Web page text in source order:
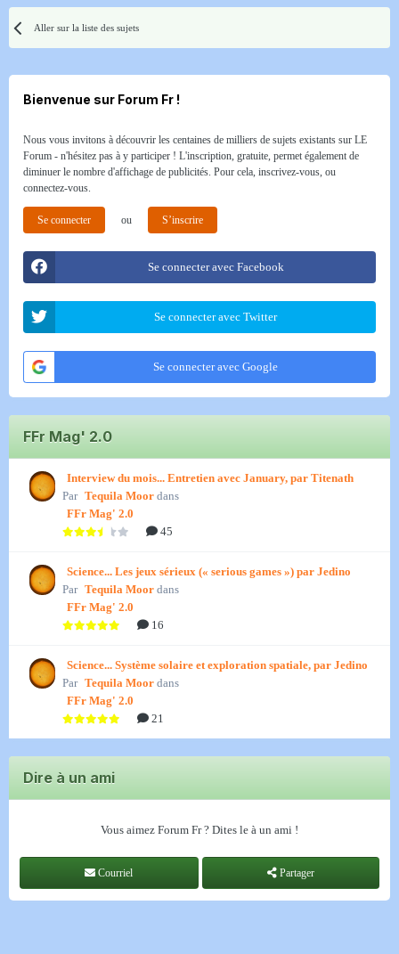
Aller sur la liste des sujets
Bienvenue sur Forum Fr !
Nous vous invitons à découvrir les centaines de milliers de sujets existants sur LE
Forum - n'hésitez pas à y participer ! L'inscription, gratuite, permet également de
diminuer le nombre d'affichage de publicités. Pour cela, inscrivez-vous, ou
connectez-vous.
Se connecter ou S’inscrire
Se connecter avec Facebook
Se connecter avec Twitter
Se connecter avec Google
FFr Mag' 2.0
Interview du mois... Entretien avec January, par Titenath
Par Tequila Moor dans
FFr Mag' 2.0
45
Science... Les jeux sérieux (« serious games ») par Jedino
Par Tequila Moor dans
FFr Mag' 2.0
16
Science... Système solaire et exploration spatiale, par Jedino
Par Tequila Moor dans
FFr Mag' 2.0
21
Dire à un ami
Vous aimez Forum Fr ? Dites le à un ami !
Courriel Partager